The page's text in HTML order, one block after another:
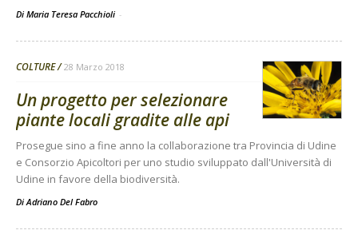
Di Maria Teresa Pacchioli -
COLTURE 28 Marzo 2018
Un progetto per selezionare
piante locali gradite alle api
Prosegue sino a fine anno la collaborazione tra Provincia di Udine
e Consorzio Apicoltori per uno studio sviluppato dall'Università di
Udine in favore della biodiversità.
DiAdriano Del Fabro